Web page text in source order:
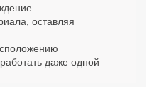
оставляя
даже одной